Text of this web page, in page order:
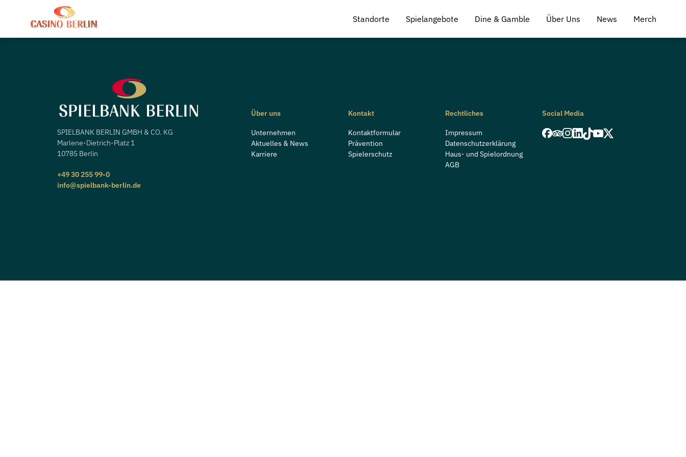
Standorte Spielangebote Dine & Gamble Über Uns News Merch
SPIELBANK BERLIN GMBH & CO. KG
Marlene-Dietrich-Platz 1
10785 Berlin
+49 30 255 99-0
info@spielbank-berlin.de
Über uns
Unternehmen
Aktuelles & News
Karriere
Kontakt
Kontaktformular
Prävention
Spielerschutz
Rechtliches
Impressum
Datenschutzerklärung
Haus- und Spielordnung
AGB
Social Media